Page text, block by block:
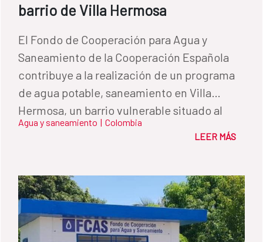
barrio de Villa Hermosa
El Fondo de Cooperación para Agua y
Saneamiento de la Cooperación Española
contribuye a la realización de un programa
de agua potable, saneamiento en Villa
Hermosa, un barrio vulnerable situado al
suroeste de Cartagena de Indias, Colombia
Agua y saneamiento | Colombia
LEER MÁS